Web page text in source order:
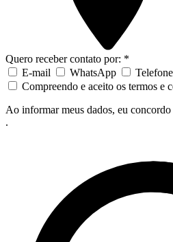
Quero receber contato por: *
E-mail
WhatsApp
Telefone
Compreendo e aceito os termos e
Ao informar meus dados, eu concordo
.